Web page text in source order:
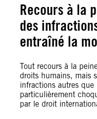
Recours à la
des
entraîné la
Tout recours à la
droits humains, mais
infractions autres que
particulièrement
par le droit